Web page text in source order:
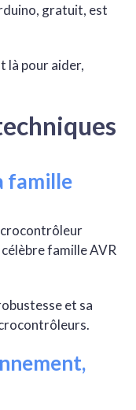
gratuit, est
là pour aider,
famille
famille AVR
et sa